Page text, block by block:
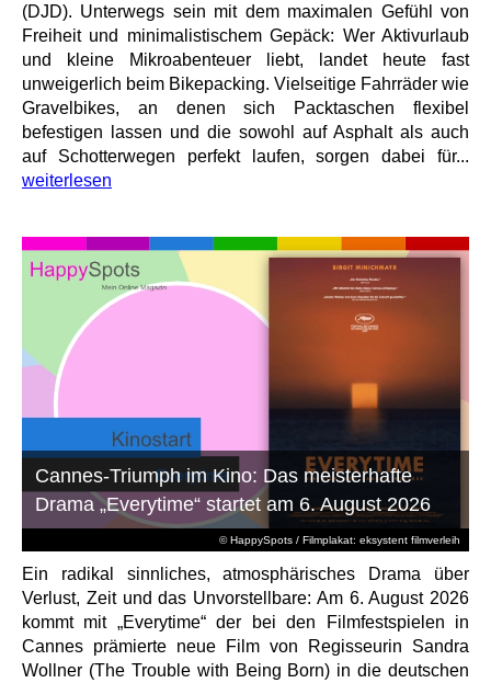
(DJD). Unterwegs sein mit dem maximalen Gefühl von
Freiheit und minimalistischem Gepäck: Wer Aktivurlaub
und kleine Mikroabenteuer liebt, landet heute fast
unweigerlich beim Bikepacking. Vielseitige Fahrräder wie
Gravelbikes, an denen sich Packtaschen flexibel
befestigen lassen und die sowohl auf Asphalt als auch
auf Schotterwegen perfekt laufen, sorgen dabei für...
weiterlesen
© HappySpots / Filmplakat: eksystent filmverleih
Cannes-Triumph im Kino: Das meisterhafte
Drama „Everytime“ startet am 6. August 2026
Ein radikal sinnliches, atmosphärisches Drama über
Verlust, Zeit und das Unvorstellbare: Am 6. August 2026
kommt mit „Everytime“ der bei den Filmfestspielen in
Cannes prämierte neue Film von Regisseurin Sandra
Wollner (The Trouble with Being Born) in die deutschen